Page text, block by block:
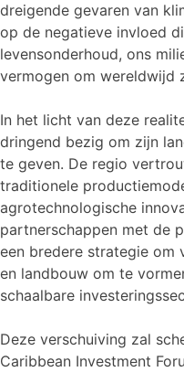
dreigende gevaren van
op de negatieve invloed
levensonderhoud, ons
vermogen om wereldwijd
In het licht van deze
dringend bezig om zijn
te geven. De regio
traditionele
agrotechnologische
partnerschappen met de
een bredere strategie om
en landbouw om te
schaalbare
Deze verschuiving zal
Caribbean Investment